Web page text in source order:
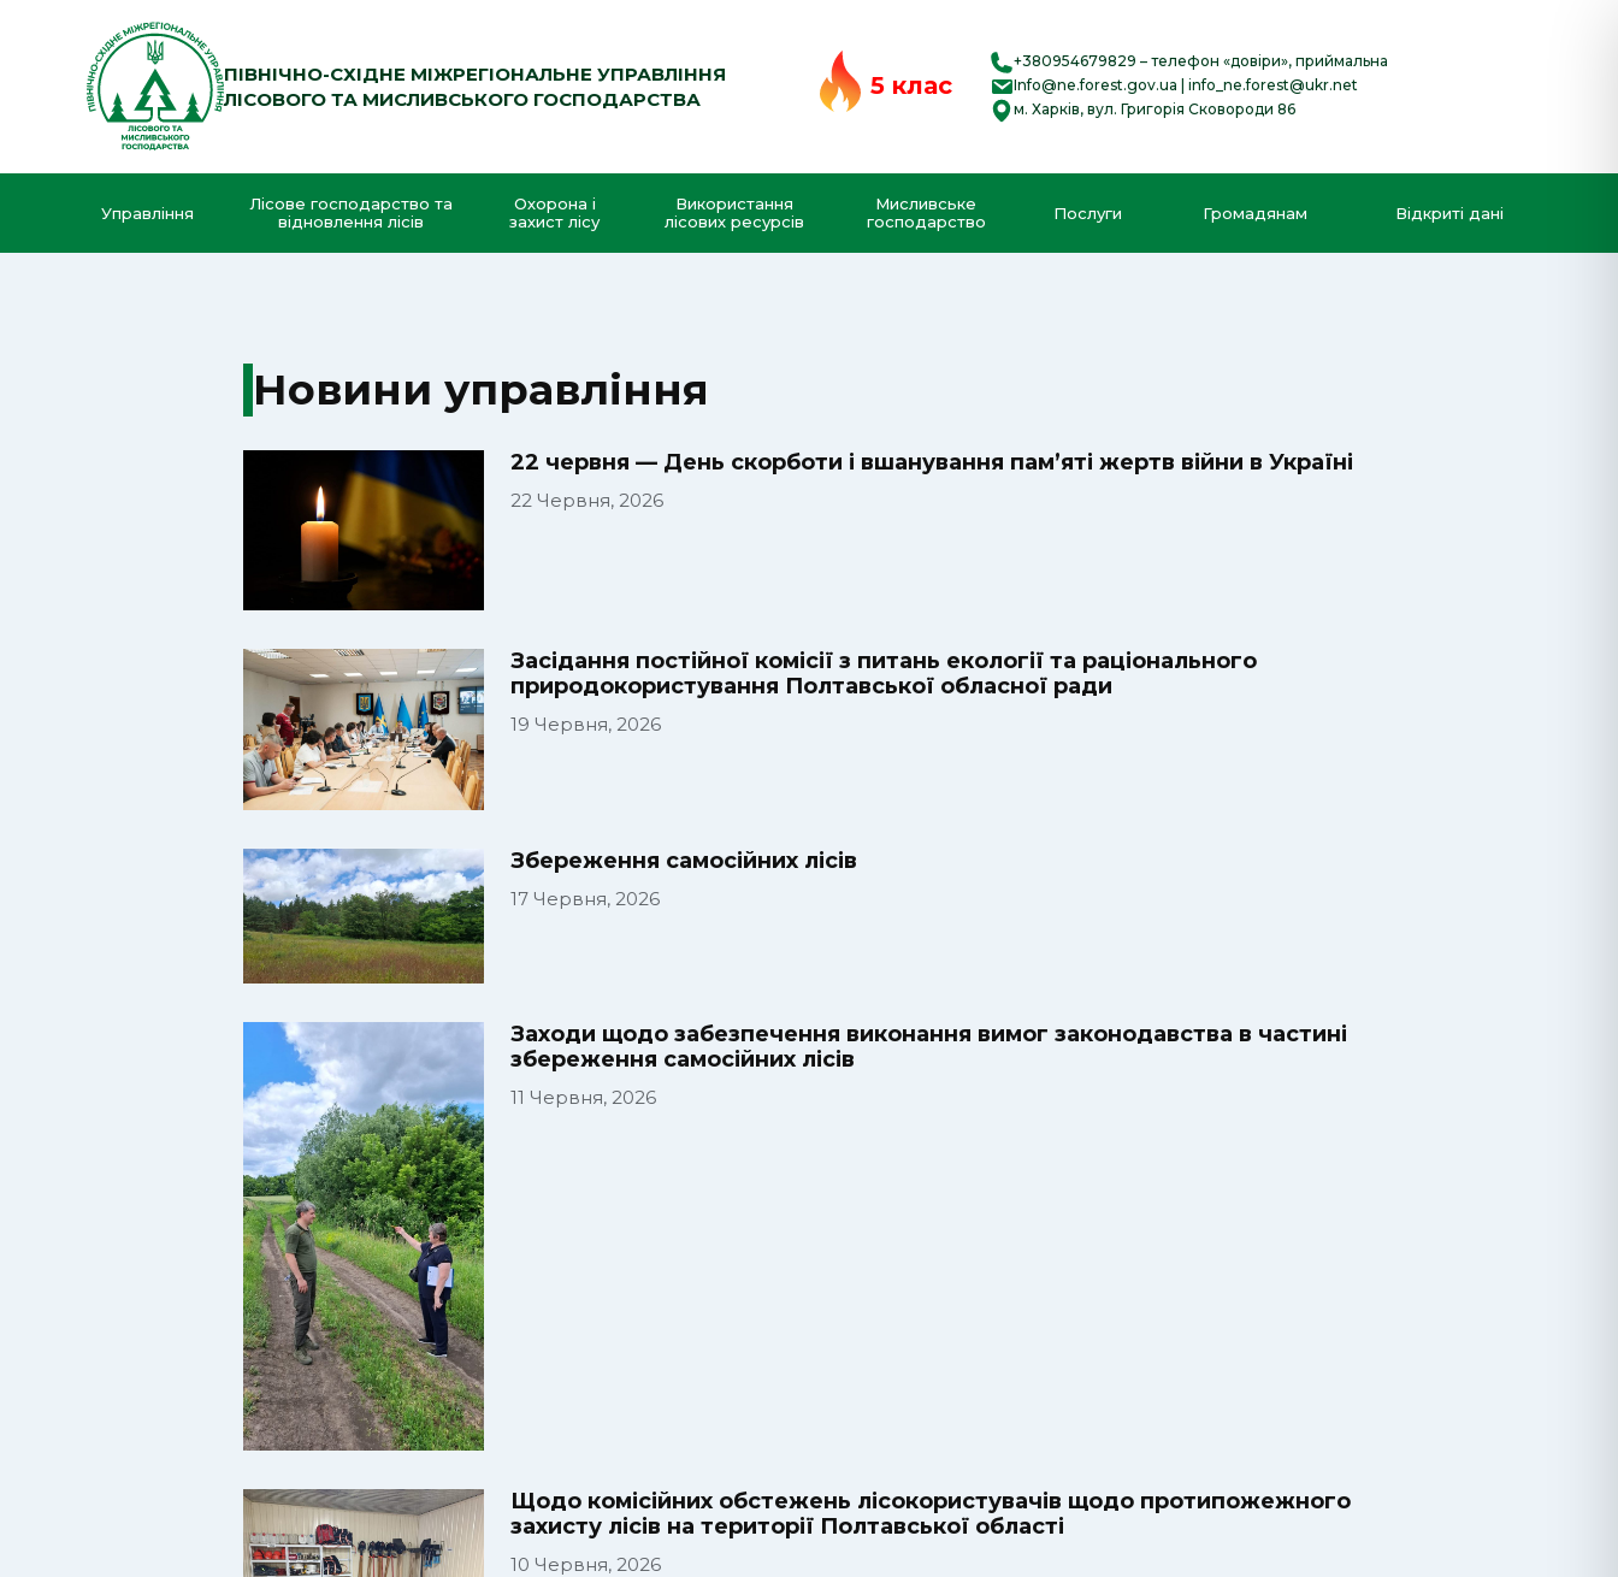
ПІВНІЧНО-СХІДНЕ МІЖРЕГІОНАЛЬНЕ УПРАВЛІННЯ
ЛІСОВОГО ТА МИСЛИВСЬКОГО ГОСПОДАРСТВА
5 клас
+380954679829 – телефон «довіри», приймальна
Info@ne.forest.gov.ua | info_ne.forest@ukr.net
м. Харків, вул. Григорія Сковороди 86
Управління
Лісове господарство та
відновлення лісів
Охорона і
захист лісу
Використання
лісових ресурсів
Мисливське
господарство
Послуги Громадянам Відкриті дані
Новини управління
22 червня — День скорботи і вшанування пам’яті жертв війни в Україні
22 Червня, 2026
Засідання постійної комісії з питань екології та раціонального
природокористування Полтавської обласної ради
19 Червня, 2026
Збереження самосійних лісів
17 Червня, 2026
Заходи щодо забезпечення виконання вимог законодавства в частині
збереження самосійних лісів
11 Червня, 2026
Щодо комісійних обстежень лісокористувачів щодо протипожежного
захисту лісів на території Полтавської області
10 Червня, 2026